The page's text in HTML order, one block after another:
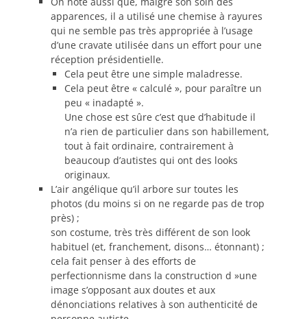
apparences, il a utilisé une chemise à rayures
qui ne semble pas très appropriée à l’usage
d’une cravate utilisée dans un effort pour une
réception présidentielle.
Cela peut être une simple maladresse.
Cela peut être « calculé », pour paraître un
peu « inadapté ».
Une chose est sûre c’est que d’habitude il
n’a rien de particulier dans son habillement,
tout à fait ordinaire, contrairement à
beaucoup d’autistes qui ont des looks
originaux.
L’air angélique qu’il arbore sur toutes les
photos (du moins si on ne regarde pas de trop
près) ;
son costume, très très différent de son look
habituel (et, franchement, disons… étonnant) ;
cela fait penser à des efforts de
perfectionnisme dans la construction d »une
image s’opposant aux doutes et aux
dénonciations relatives à son authenticité de